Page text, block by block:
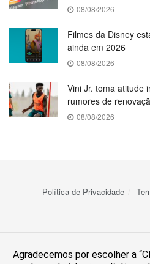
08/08/2026
Filmes da Disney
ainda em 2026
08/08/2026
Vini Jr. toma atitude
rumores de
08/08/2026
Política de Privacidade
Agradecemos por escolher a